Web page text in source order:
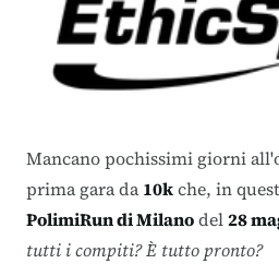
Mancano pochissimi giorni
prima gara da10kche, in
PolimiRun di Milanodel28
tutti i compiti? È tutto pronto?